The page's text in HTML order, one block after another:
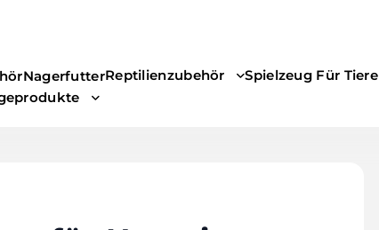
NagerfutterReptilienzubehör
Spielzeug Für Tiere